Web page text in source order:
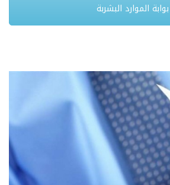
بوابة الموارد البشربة